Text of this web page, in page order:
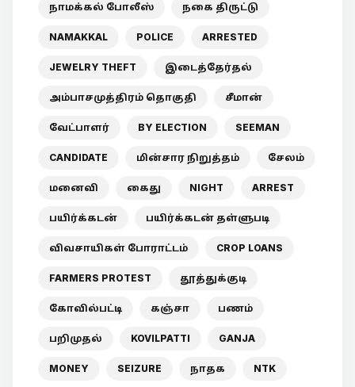
நாமக்கல் போலீஸ் நகை திருட்டு
NAMAKKAL POLICE ARRESTED
JEWELRY THEFT இடைத்தேர்தல்
அம்பாசமுத்திரம் தொகுதி சீமான்
வேட்பாளர் BY ELECTION SEEMAN
CANDIDATE மின்சார நிறுத்தம் சேலம்
மனைவி கைது NIGHT ARREST
பயிர்க்கடன் பயிர்க்கடன் தள்ளுபடி
விவசாயிகள் போராட்டம் CROP LOANS
FARMERS PROTEST தூத்துக்குடி
கோவில்பட்டி கஞ்சா பணம்
பறிமுதல் KOVILPATTI GANJA
MONEY SEIZURE நாதக NTK